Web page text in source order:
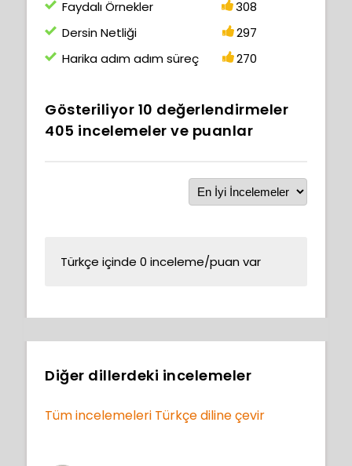
Faydalı Örnekler
308
Dersin Netliği
297
Harika adım adım süreç
270
Gösteriliyor 10 değerlendirmeler
405 incelemeler ve puanlar
Türkçe içinde 0 inceleme/puan var
Diğer dillerdeki incelemeler
Tüm incelemeleri Türkçe diline çevir